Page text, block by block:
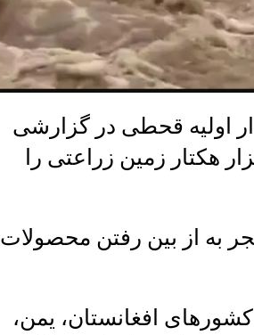
اولیه قحطی در گزارشی
که سیل‌های ماه اپریل در افغانستان ۱۰ هزار هکتار زمین زراعتی را
به از بین رفتن محصولات
وضعیت کشورهای افغانستان، یمن،